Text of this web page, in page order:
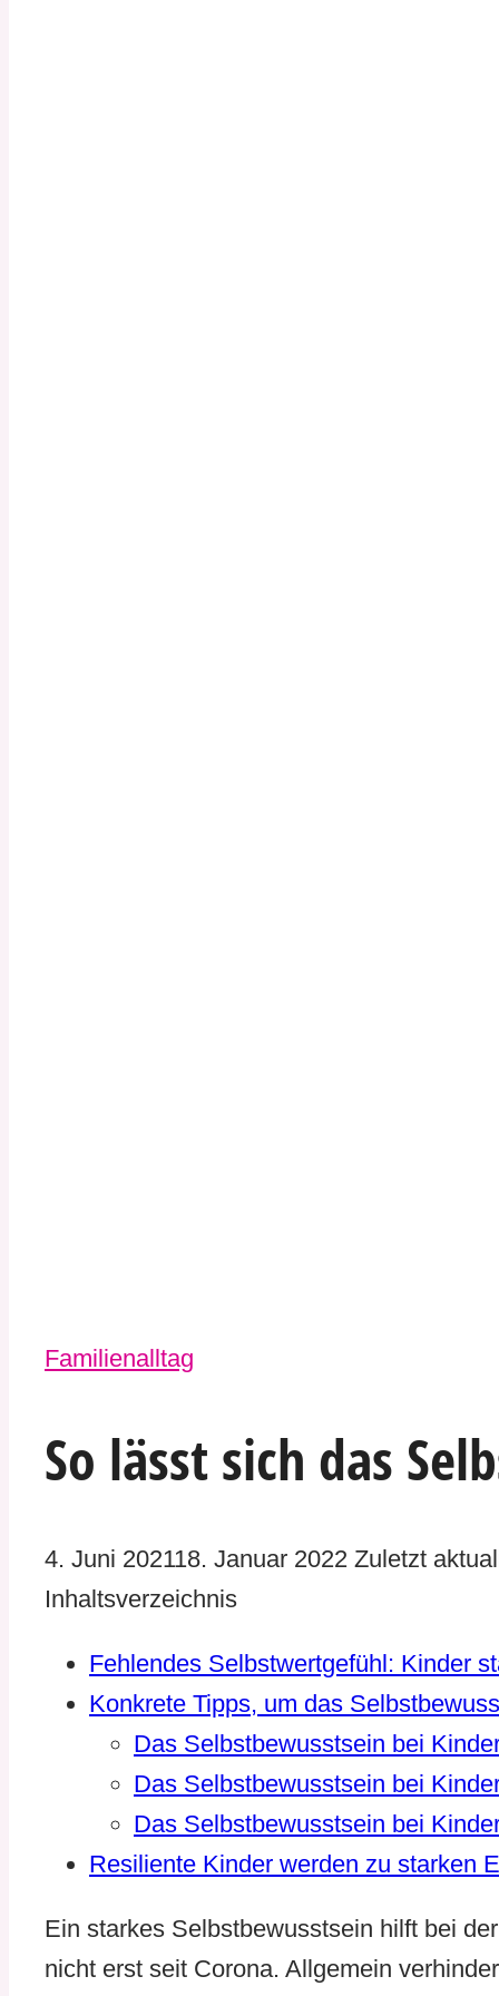
Familienalltag
So lässt sich das
4. Juni 202118. Januar 2022 Zuletzt
Inhaltsverzeichnis
Fehlendes Selbstwertgefühl: Kinder
Konkrete Tipps, um das
Das Selbstbewusstsein bei
Das Selbstbewusstsein bei
Das Selbstbewusstsein bei
Resiliente Kinder werden zu starken
Ein starkes Selbstbewusstsein hilft bei
nicht erst seit Corona. Allgemein